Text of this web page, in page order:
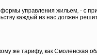
управления жильем, - с
каждый из нас должен
же тарифу, как Смоленская